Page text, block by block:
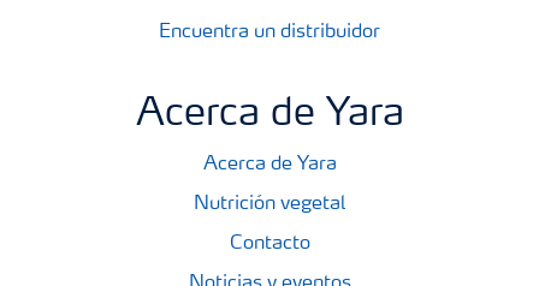
Encuentra un distribuidor
Acerca de Yara
Acerca de Yara
Nutrición vegetal
Contacto